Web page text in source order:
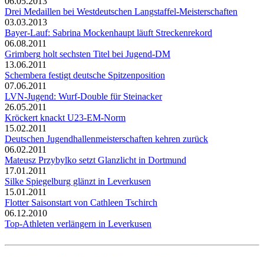
Drei Medaillen bei Westdeutschen Langstaffel-Meisterschaften
03.03.2013
Bayer-Lauf: Sabrina Mockenhaupt läuft Streckenrekord
06.08.2011
Grimberg holt sechsten Titel bei Jugend-DM
13.06.2011
Schembera festigt deutsche Spitzenposition
07.06.2011
LVN-Jugend: Wurf-Double für Steinacker
26.05.2011
Kröckert knackt U23-EM-Norm
15.02.2011
Deutschen Jugendhallenmeisterschaften kehren zurück
06.02.2011
Mateusz Przybylko setzt Glanzlicht in Dortmund
17.01.2011
Silke Spiegelburg glänzt in Leverkusen
15.01.2011
Flotter Saisonstart von Cathleen Tschirch
06.12.2010
Top-Athleten verlängern in Leverkusen